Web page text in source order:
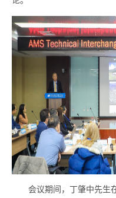
会议期间，丁肇中先生